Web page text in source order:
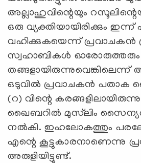
അല്ലാഹുവിന്റെയും
ഒരു വ്യക്തിയായിരിക്കും
വഹിക്കുകയെന്ന് പ്രവാചകന്‍
സ്വഹാബികള്‍
തങ്ങളായിരുന്നുവെങ്കിലെന്ന്
ഒടുവില്‍ പ്രവാചകന്‍ പതാക
(റ) വിന്റെ
ഖൈബറില്‍ മുസ്‌ലിം
നല്‍കി. ഇഹലോകത്തും
എന്റെ കൂട്ടുകാരനാണെന്നു
അരുളിയിട്ടുണ്ട്.